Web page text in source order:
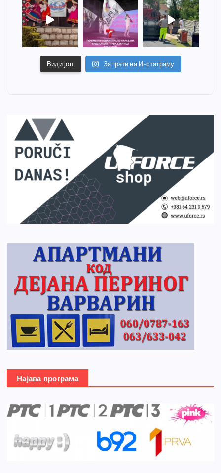
Види још Запрати на Инстаграму
Најава програма